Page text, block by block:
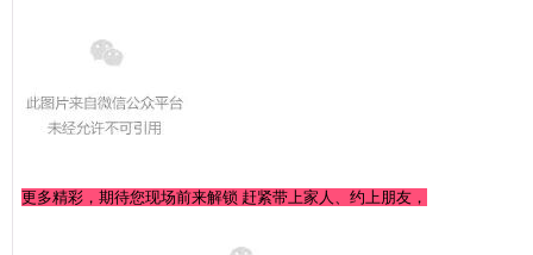
更多精彩，期待您现场前来解锁 赶紧带上家人、约上朋友，